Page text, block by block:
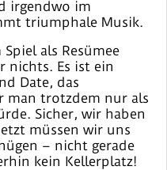
irgendwo im
triumphale Musik.
als Resümee
nichts. Es ist ein
Date, das
man trotzdem nur als
Sicher, wir haben
müssen wir uns
– nicht gerade
kein Kellerplatz!